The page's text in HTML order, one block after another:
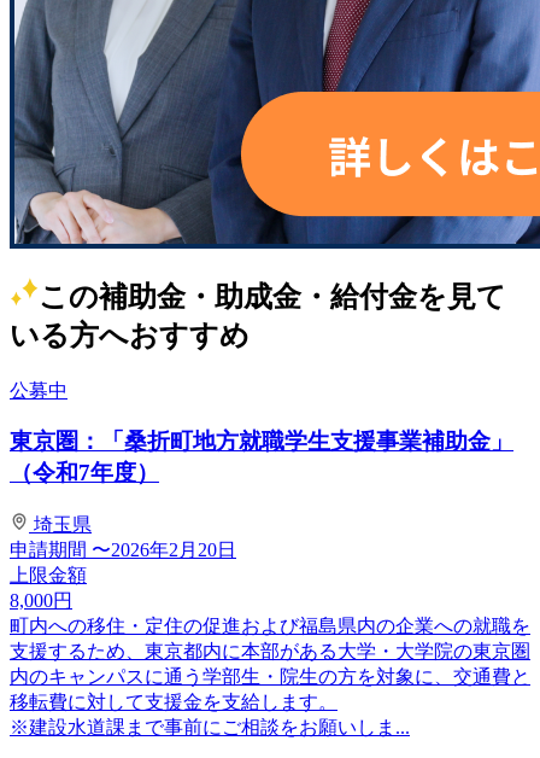
この補助金・助成金・給付金を見て
いる方へおすすめ
公募中
東京圏：「桑折町地方就職学生支援事業補助金」
（令和7年度）
埼玉県
申請期間 〜2026年2月20日
上限金額
8,000円
町内への移住・定住の促進および福島県内の企業への就職を
支援するため、東京都内に本部がある大学・大学院の東京圏
内のキャンパスに通う学部生・院生の方を対象に、交通費と
移転費に対して支援金を支給します。
※建設水道課まで事前にご相談をお願いしま...